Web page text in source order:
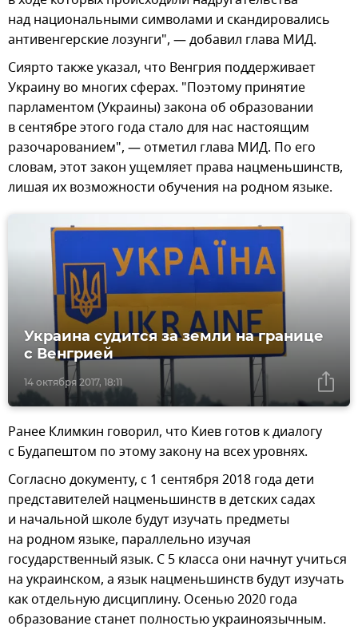
над национальными символами и скандировались
антивенгерские лозунги", — добавил глава МИД.
Сиярто также указал, что Венгрия поддерживает
Украину во многих сферах. "Поэтому принятие
парламентом (Украины) закона об образовании
в сентябре этого года стало для нас настоящим
разочарованием", — отметил глава МИД. По его
словам, этот закон ущемляет права нацменьшинств,
лишая их возможности обучения на родном языке.
14 октября 2017, 18:11
Украина судится за земли на границе
с Венгрией
Ранее Климкин говорил, что Киев готов к диалогу
с Будапештом по этому закону на всех уровнях.
Согласно документу, с 1 сентября 2018 года дети
представителей нацменьшинств в детских садах
и начальной школе будут изучать предметы
на родном языке, параллельно изучая
государственный язык. С 5 класса они начнут учиться
на украинском, а язык нацменьшинств будут изучать
как отдельную дисциплину. Осенью 2020 года
образование станет полностью украиноязычным.